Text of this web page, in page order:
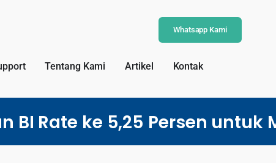
Whatsapp Kami
Tentang Kami Artikel Kontak
BI Rate ke 5,25 Persen